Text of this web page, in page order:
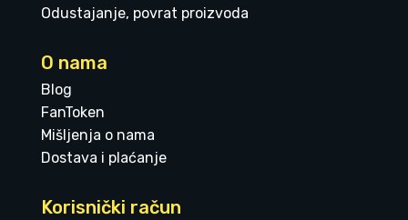
Odustajanje, povrat proizvoda
O nama
Blog
FanToken
Mišljenja o nama
Dostava i plaćanje
Korisnički račun